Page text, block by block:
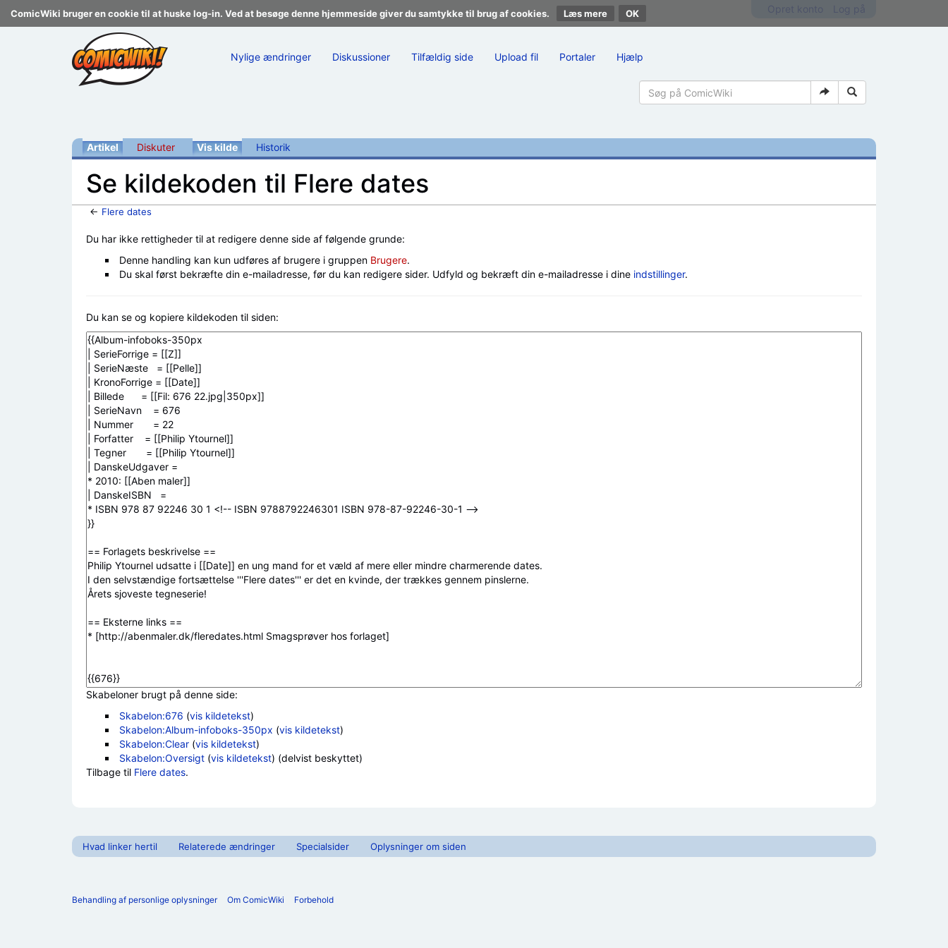
ComicWiki bruger en cookie til at huske log-in. Ved at besøge denne hjemmeside giver du samtykke til brug af cookies. Læs mere
Nylige ændringer Diskussioner Tilfældig side Upload fil Portaler Hjælp
Artikel Diskuter Vis kilde Historik
Se kildekoden til Flere dates
← Flere dates
Du har ikke rettigheder til at redigere denne side af følgende grunde:
Denne handling kan kun udføres af brugere i gruppen Brugere.
Du skal først bekræfte din e-mailadresse, før du kan redigere sider. Udfyld og bekræft din e-mailadresse i dine indstillinger.
Du kan se og kopiere kildekoden til siden:
Skabeloner brugt på denne side:
Skabelon:676 (vis kildetekst)
Skabelon:Album-infoboks-350px (vis kildetekst)
Skabelon:Clear(vis kildetekst)
Skabelon:Oversigt(vis kildetekst) (delvist beskyttet)
Tilbage til Flere dates.
Hvad linker hertil Relaterede ændringer Specialsider Oplysninger om siden
Behandling af personlige oplysninger Om ComicWiki Forbehold